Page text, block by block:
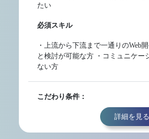
たい
必須スキル
・上流から下流まで一通りのWeb
と検討が可能な方 ・コミュニケー
ない方
こだわり条件：
詳細を見る